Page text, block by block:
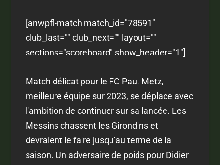
[anwpfl-match match_id="78591"
club_last="" club_next="" layout=""
sections="scoreboard" show_header="1"]
Match délicat pour le FC Pau. Metz,
meilleure équipe sur 2023, se déplace avec
l'ambition de continuer sur sa lancée. Les
Messins chassent les Girondins et
devraient le faire jusqu'au terme de la
saison. Un adversaire de poids pour Didier